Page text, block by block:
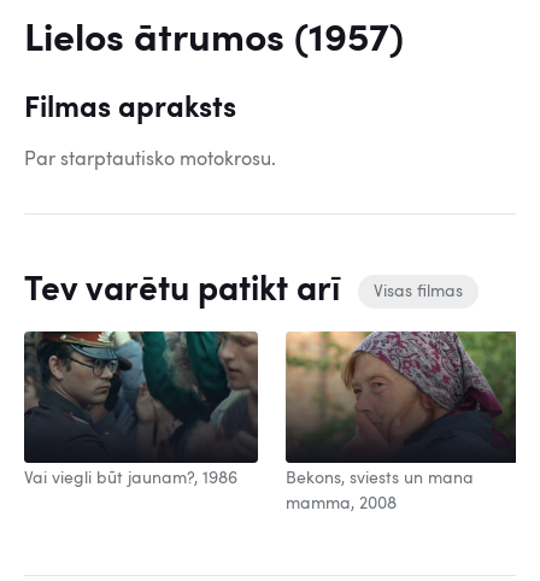
Lielos ātrumos (1957)
Filmas apraksts
Par starptautisko motokrosu.
Tev varētu patikt arī Visas filmas
Vai viegli būt jaunam?, 1986
Bekons, sviests un mana
mamma, 2008